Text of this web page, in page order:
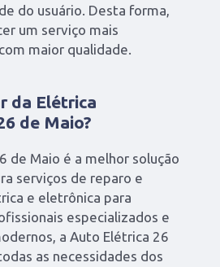
do usuário. Desta forma,
um serviço mais
maior qualidade.
da Elétrica
de Maio?
de Maio é a melhor solução
serviços de reparo e
e eletrônica para
especializados e
a Auto Elétrica 26
as necessidades dos